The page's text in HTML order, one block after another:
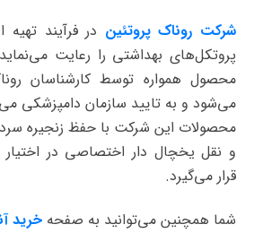
شرکت روناک پروتئین در فرآیند
پروتکل‌های بهداشتی را رعایت
محصول همواره توسط کارشناسان
می‌شود و به تایید سازمان دامپزشکی
محصولات این شرکت با حفظ زنجیره
و نقل یخچال دار اختصاصی در
قرار می‌گیرد.
شما همچنین می‌توانید به صفحه خرید